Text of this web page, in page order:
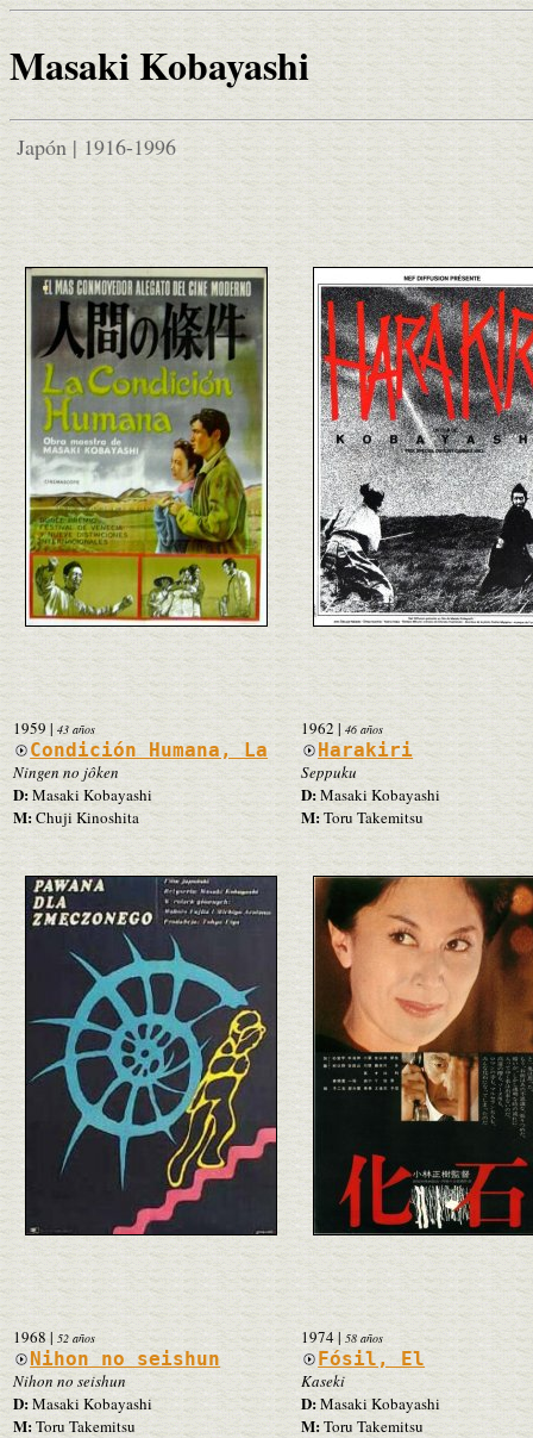
Masaki Kobayashi
Japón | 1916-1996
1959 | 43 años
Condición Humana, La
Ningen no jôken
D:Masaki Kobayashi
M:Chuji Kinoshita
1962 | 46 años
Harakiri
Seppuku
D:Masaki Kobayashi
M:Toru Takemitsu
1968| 52 años
Nihon no seishun
Nihon no seishun
D:Masaki Kobayashi
M:Toru Takemitsu
1974| 58 años
Fósil, El
Kaseki
D:Masaki Kobayashi
M:Toru Takemitsu